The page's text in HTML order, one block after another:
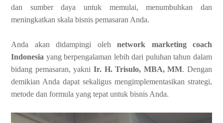
dan sumber daya untuk memulai, menumbuhkan dan
meningkatkan skala bisnis pemasaran Anda.
Anda akan didampingi oleh network marketing coach
Indonesia yang berpengalaman lebih dari puluhan tahun dalam
bidang pemasaran, yakni Ir. H. Trisulo, MBA, MM. Dengan
demikian Anda dapat sekaligus mengimplementasikan strategi,
metode dan formula yang tepat untuk bisnis Anda.